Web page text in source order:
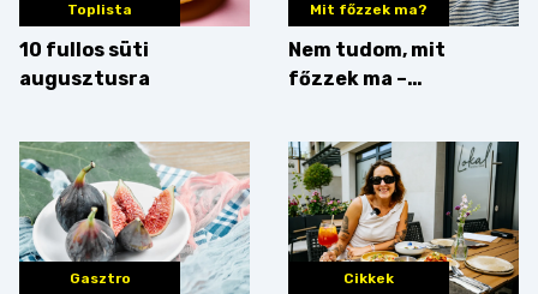
Toplista
10 fullos süti
augusztusra
Mit főzzek ma?
Nem tudom, mit
főzzek ma –
Gasztro Cikkek